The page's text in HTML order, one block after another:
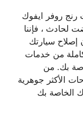
رنج روفر ايفوك
لحادث ، فإننا
إصلاح سيارتك
من خدمات
بك. من
الأكثر جوهرية
الخاصة بك